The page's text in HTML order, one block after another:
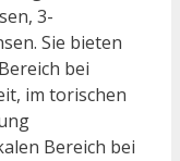
3-
Sie bieten
bei
im torischen
Bereich bei